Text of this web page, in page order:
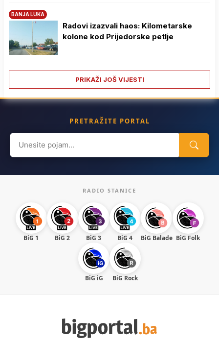
BANJA LUKA
Radovi izazvali haos: Kilometarske
kolone kod Prijedorske petlje
PRIKAŽI JOŠ VIJESTI
PRETRAŽITE PORTAL
Search
for:
RADIO STANICE
BiG 1 BiG 2 BiG 3 BiG 4 BiG Balade BiG Folk
BiG iG BiG Rock